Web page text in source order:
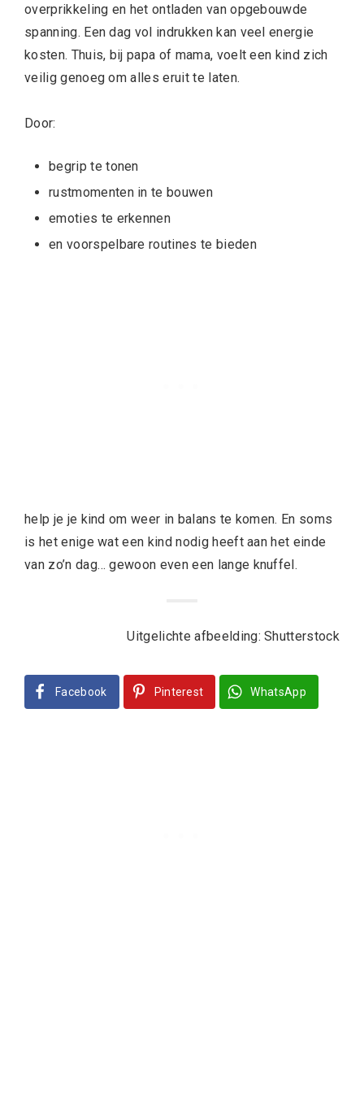
overprikkeling en het ontladen van opgebouwde
spanning. Een dag vol indrukken kan veel energie
kosten. Thuis, bij papa of mama, voelt een kind zich
veilig genoeg om alles eruit te laten.
Door:
begrip te tonen
rustmomenten in te bouwen
emoties te erkennen
en voorspelbare routines te bieden
help je je kind om weer in balans te komen. En soms
is het enige wat een kind nodig heeft aan het einde
van zo’n dag… gewoon even een lange knuffel.
Uitgelichte afbeelding: Shutterstock
Facebook Pinterest WhatsApp